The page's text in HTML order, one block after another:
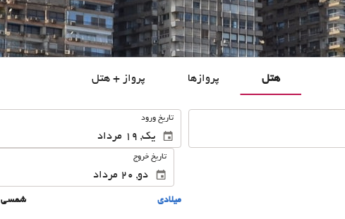
هتل پروازها پرواز + هتل
تاریخ ورود
تاریخ خروج
ميلادى شمسى